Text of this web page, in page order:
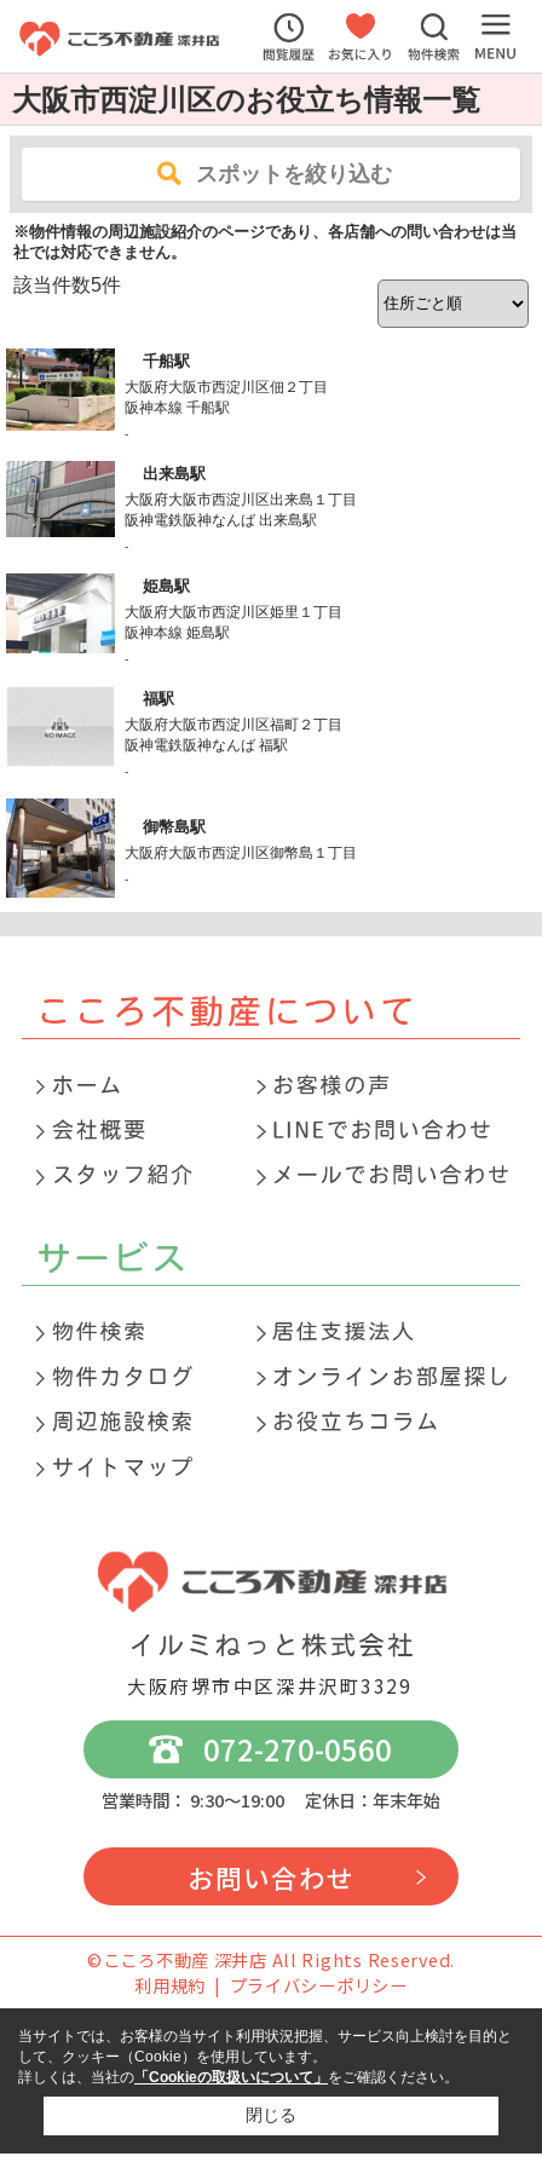
大阪市西淀川区のお役立ち情報一覧
スポットを絞り込む
※物件情報の周辺施設紹介のページであり、各店舗への問い合わせは当
社では対応できません。
該当件数5件
千船駅
大阪府大阪市西淀川区佃２丁目
阪神本線 千船駅
-
出来島駅
大阪府大阪市西淀川区出来島１丁目
阪神電鉄阪神なんば 出来島駅
-
姫島駅
大阪府大阪市西淀川区姫里１丁目
阪神本線 姫島駅
-
福駅
大阪府大阪市西淀川区福町２丁目
阪神電鉄阪神なんば 福駅
-
御幣島駅
大阪府大阪市西淀川区御幣島１丁目
-
大阪府堺市中区深井沢町3329
072-270-0560
営業時間： 9:30～19:00 定休日：年末年始
お問い合わせ
©こころ不動産 深井店 All Rights Reserved.
利用規約
プライバシーポリシー
当サイトでは、お客様の当サイト利用状況把握、サービス向上検討を目的と
して、クッキー（Cookie）を使用しています。
詳しくは、当社の 「Cookieの取扱いについて」 をご確認ください。
閉じる